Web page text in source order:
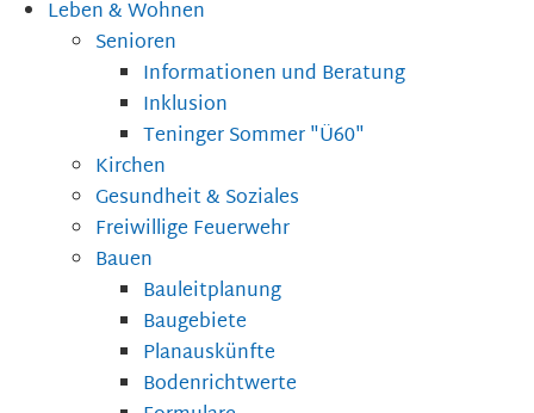
Leben & Wohnen
Senioren
Informationen und Beratung
Inklusion
Teninger Sommer "Ü60"
Kirchen
Gesundheit & Soziales
Freiwillige Feuerwehr
Bauen
Bauleitplanung
Baugebiete
Planauskünfte
Bodenrichtwerte